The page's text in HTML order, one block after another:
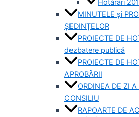
MINUTELE și
ȘEDINȚELOR
PROIECTE DE
dezbatere publică
PROIECTE DE
APROBĂRII
ORDINEA DE ZI
CONSILIU
RAPOARTE DE